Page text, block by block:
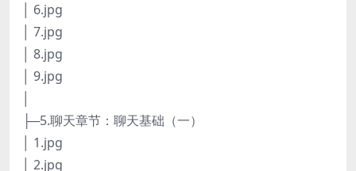
│ 6.jpg
│ 7.jpg
│ 8.jpg
│ 9.jpg
├─5.聊天章节：聊天基础（一）
│ 1.jpg
│ 2.jpg